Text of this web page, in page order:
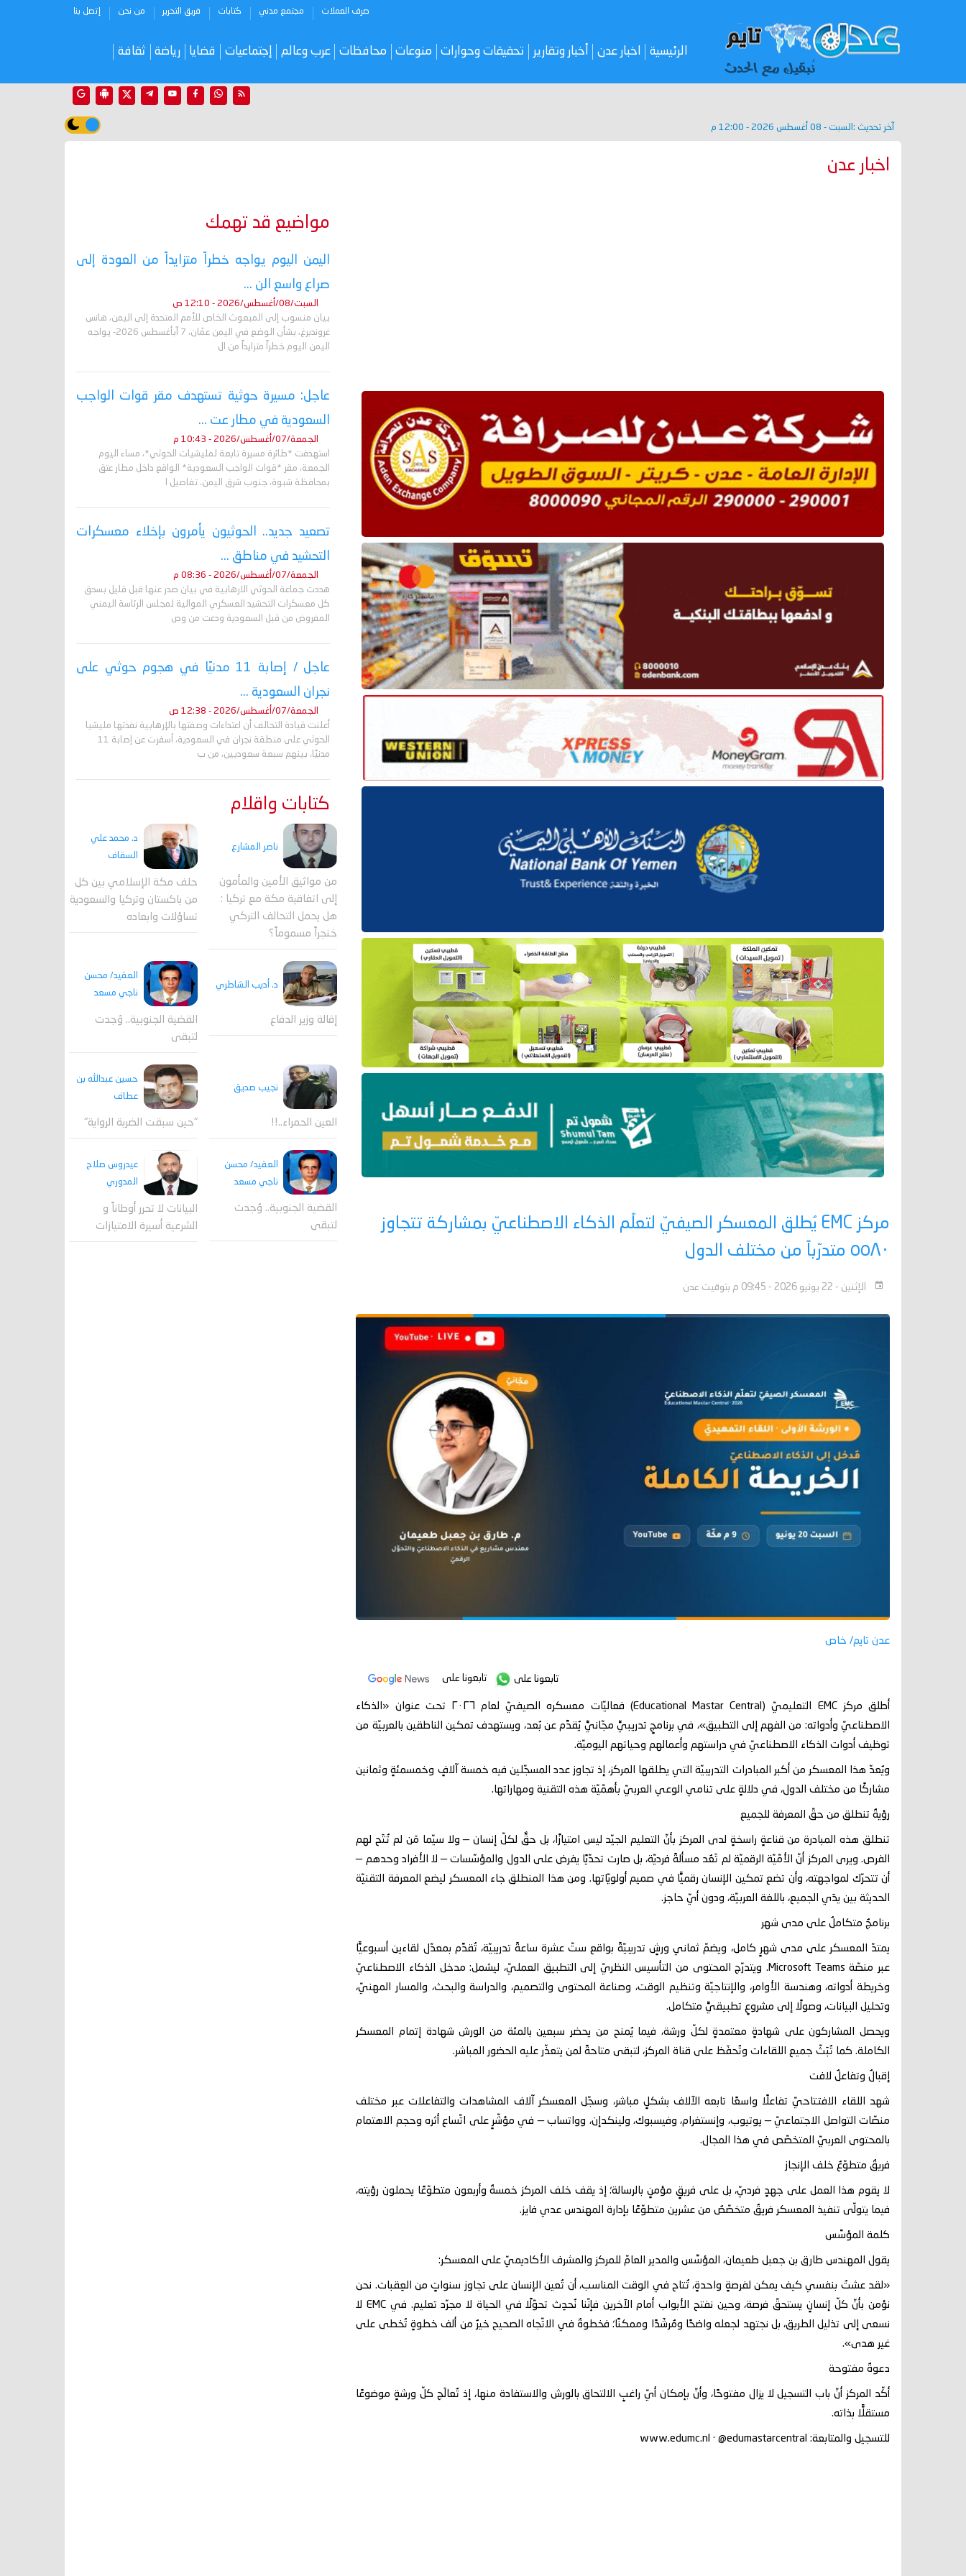
صرف العملات مجتمع مدني كتابات فريق التحرير من نحن إتصل بنا
الرئيسية اخبار عدن أخبار وتقارير تحقيقات وحوارات منوعات محافظات عرب وعالم إجتماعيات قضايا رياضة ثقافة
آخر تحديث : السبت - 08 أغسطس 2026 - 12:00 م
اخبار عدن
مركز EMC يُطلق المعسكر الصيفيّ لتعلّم الذكاء الاصطناعيّ بمشاركة تتجاوز
٥٥٨٠ متدرّباً من مختلف الدول
الإثنين - 22 يونيو 2026 - 09:45 م بتوقيت عدن
عدن تايم/ خاص
تابعونا على تابعونا على
أطلق مركز EMC التعليميّ (Educational Mastar Central) فعاليّات معسكره الصيفيّ لعام ٢٠٢٦ تحت عنوان «الذكاء
الاصطناعيّ وأدواته: من الفهم إلى التطبيق»، في برنامجٍ تدريبيٍّ مجّانيٍّ يُقدَّم عن بُعد، ويستهدف تمكين الناطقين بالعربيّة من
توظيف أدوات الذكاء الاصطناعيّ في دراستهم وأعمالهم وحياتهم اليوميّة.
ويُعدّ هذا المعسكر من أكبر المبادرات التدريبيّة التي يطلقها المركز، إذ تجاوز عدد المسجّلين فيه خمسة آلافٍ وخمسمئةٍ وثمانين
مشاركًا من مختلف الدول، في دلالةٍ على تنامي الوعي العربيّ بأهمّيّة هذه التقنية ومهاراتها.
رؤيةٌ تنطلق من حقّ المعرفة للجميع
تنطلق هذه المبادرة من قناعةٍ راسخةٍ لدى المركز بأنّ التعليم الجيّد ليس امتيازًا، بل حقٌّ لكلّ إنسان — ولا سيّما مَن لم تُتَح لهم
الفرص. ويرى المركز أنّ الأمّيّة الرقميّة لم تَعُد مسألةً فرديّة، بل صارت تحدّيًا يفرض على الدول والمؤسّسات — لا الأفراد وحدهم —
أن تتحرّك لمواجهته، وأن تضع تمكين الإنسان رقميًّا في صميم أولويّاتها. ومن هذا المنطلق جاء المعسكر ليضع المعرفة التقنيّة
الحديثة بين يدَي الجميع، باللغة العربيّة، ودون أيّ حاجز.
برنامجٌ متكاملٌ على مدى شهر
يمتدّ المعسكر على مدى شهرٍ كامل، ويضمّ ثماني ورشٍ تدريبيّةً بواقع ستّ عشرة ساعةً تدريبيّة، تُقدَّم بمعدّل لقاءين أسبوعيًّا
عبر منصّة Microsoft Teams. ويتدرّج المحتوى من التأسيس النظريّ إلى التطبيق العمليّ، ليشمل: مدخل الذكاء الاصطناعيّ
وخريطة أدواته، وهندسة الأوامر، والإنتاجيّة وتنظيم الوقت، وصناعة المحتوى والتصميم، والدراسة والبحث، والمسار المهنيّ،
وتحليل البيانات، وصولًا إلى مشروعٍ تطبيقيٍّ متكامل.
ويحصل المشاركون على شهادةٍ معتمدةٍ لكلّ ورشة، فيما يُمنح من يحضر سبعين بالمئة من الورش شهادة إتمام المعسكر
الكاملة. كما تُبَثّ جميع اللقاءات وتُحفَظ على قناة المركز، لتبقى متاحةً لمن يتعذّر عليه الحضور المباشر.
إقبالٌ وتفاعلٌ لافت
شهد اللقاء الافتتاحيّ تفاعلًا واسعًا تابعه الآلاف بشكلٍ مباشر، وسجّل المعسكر آلاف المشاهدات والتفاعلات عبر مختلف
منصّات التواصل الاجتماعيّ — يوتيوب، وإنستغرام، وفيسبوك، ولينكدإن، وواتساب — في مؤشّرٍ على اتّساع أثره وحجم الاهتمام
بالمحتوى العربيّ المتخصّص في هذا المجال.
فريقٌ متطوّعٌ خلف الإنجاز
لا يقوم هذا العمل على جهدٍ فرديّ، بل على فريقٍ مؤمنٍ بالرسالة؛ إذ يقف خلف المركز خمسةٌ وأربعون متطوّعًا يحملون رؤيته،
فيما يتولّى تنفيذ المعسكر فريقٌ متخصّصٌ من عشرين متطوّعًا بإدارة المهندس عدي فايز.
كلمة المؤسِّس
يقول المهندس طارق بن جعبل طعيمان، المؤسِّس والمدير العامّ للمركز والمشرف الأكاديميّ على المعسكر:
«لقد عشتُ بنفسي كيف يمكن لفرصةٍ واحدةٍ، تُتاح في الوقت المناسب، أن تُعين الإنسان على تجاوز سنواتٍ من العِقبات. نحن
نؤمن بأنّ كلّ إنسانٍ يستحقّ فرصة، وحين نفتح الأبواب أمام الآخرين فإنّنا نُحدِث تحوّلًا في الحياة لا مجرّد تعليم. في EMC لا
نسعى إلى تذليل الطريق، بل نجتهد لجعله واضحًا ومُرشَدًا وممكنًا؛ فخطوةٌ في الاتّجاه الصحيح خيرٌ من ألف خطوةٍ تُخطى على
غير هدى».
دعوةٌ مفتوحة
أكّد المركز أنّ باب التسجيل لا يزال مفتوحًا، وأنّ بإمكان أيّ راغبٍ الالتحاق بالورش والاستفادة منها، إذ تُعالَج كلّ ورشةٍ موضوعًا
مستقلًّا بذاته.
للتسجيل والمتابعة: www.edumc.nl · @edumastarcentral
مواضيع قد تهمك
اليمن اليوم يواجه خطراً متزايداً من العودة إلى
صراع واسع الن ...
السبت/08/أغسطس/2026 - 12:10 ص
بيان منسوب إلى المبعوث الخاص للأمم المتحدة إلى اليمن، هانس
غروندبرغ، بشأن الوضع في اليمن عمّان، 7 آبأغسطس 2026- يواجه
اليمن اليوم خطراً متزايداً من ال
عاجل: مسيرة حوثية تستهدف مقر قوات الواجب
السعودية في مطار عت ...
الجمعة/07/أغسطس/2026 - 10:43 م
استهدفت *طائرة مسيرة تابعة لمليشيات الحوثي*، مساء اليوم
الجمعة، مقر *قوات الواجب السعودية* الواقع داخل مطار عتق
بمحافظة شبوة، جنوب شرق اليمن. تفاصيل ا
تصعيد جديد.. الحوثيون يأمرون بإخلاء معسكرات
التحشيد في مناطق ...
الجمعة/07/أغسطس/2026 - 08:36 م
هددت جماعة الحوثي الارهابية في بيان صدر عنها قبل قليل بسحق
كل معسكرات التحشيد العسكري الموالية لمجلس الرئاسة اليمني
المفروض من قبل السعودية ودعت من وص
عاجل / إصابة 11 مدنيًا في هجوم حوثي على
نجران السعودية ...
الجمعة/07/أغسطس/2026 - 12:38 ص
أعلنت قيادة التحالف أن اعتداءات وصفتها بالإرهابية نفذتها مليشيا
الحوثي على منطقة نجران في السعودية، أسفرت عن إصابة 11
مدنيًا، بينهم سبعة سعوديين، من ب
كتابات واقلام
ناصر المشارع
من مواثيق الأمين والمأمون
إلى اتفاقية مكة مع تركيا :
هل يحمل التحالف التركي
خنجراً مسموماً؟
د. محمد علي
السقاف
حلف مكة الإسلامي بين كل
من باكستان وتركيا والسعودية
تساؤلات وابعاده
د. أديب الشاطري
إقالة وزير الدفاع
العقيد/ محسن
ناجي مسعد
القضية الجنوبية.. وُجدت
لتبقى
نجيب صديق
العين الحمراء..!!
حسين عبدالله بن
عطاف
"حين سبقت الضربة الرواية"
العقيد/ محسن
ناجي مسعد
القضية الجنوبية.. وُجدت
لتبقى
عيدروس صلاح
المدوري
البيانات لا تحرر أوطاناً و
الشرعية أسيرة الامتيازات